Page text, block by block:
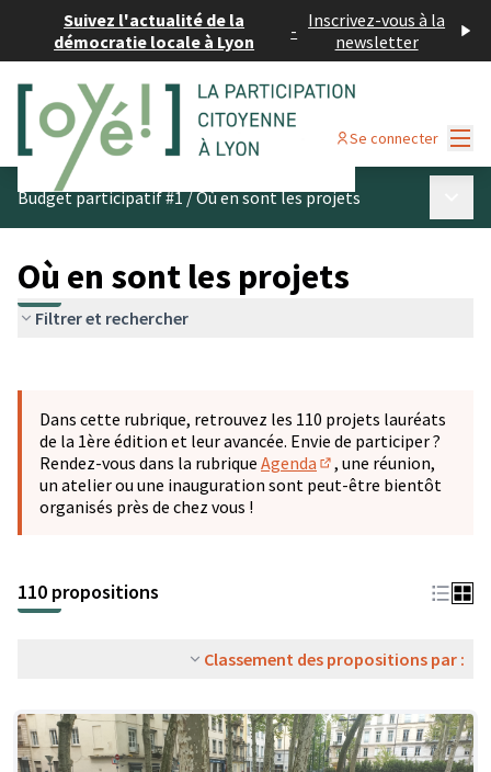
Suivez l'actualité de la
démocratie locale à Lyon
- Inscrivez-vous à la
newsletter
Se connecter
Budget participatif #1/Où en sont les projets
Où en sont les projets
Filtrer et rechercher
−
Dans cette rubrique, retrouvez les 110 projets lauréats
de la 1ère édition et leur avancée. Envie de participer ?
Rendez-vous dans la rubrique Agenda
(S'ouvre dans un
, une réunion,
un atelier ou une inauguration sont peut-être bientôt
organisés près de chez vous !
110 propositions
Classement des propositions par :